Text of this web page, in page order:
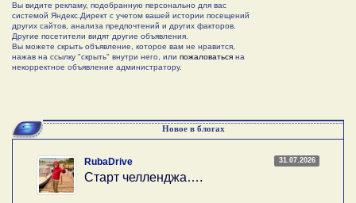
Вы видите рекламу, подобранную персонально для вас
системой Яндекс.Директ с учетом вашей истории посещений
других сайтов, анализа предпочтений и других факторов.
Другие посетители видят другие объявления.
Вы можете скрыть объявление, которое вам не нравится,
нажав на ссылку "скрыть" внутри него, или пожаловаться на
некорректное объявление администратору.
Новое в блогах
31.07.2026
RubaDrive
Старт челленджа….